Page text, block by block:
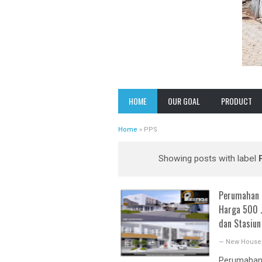
HOME OUR GOAL
VISION
MISSION
PRODUCT
CASA ANDARA
PRESTIGE
CLUSTER
PALM
GRIA
GRAND
ESTATE
VILAMAS
Home » PPS
Showing posts with label
Harga 500
dan
— New House